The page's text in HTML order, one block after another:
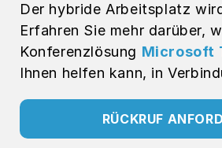
Der hybride Arbeitsplatz
Erfahren Sie mehr darüber,
Konferenzlösung Microsoft
Ihnen helfen kann, in
RÜCKRUF